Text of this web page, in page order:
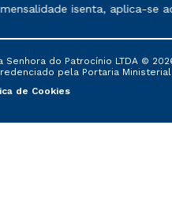
conforme exposto no
isenta, aplica-se
do Patrocínio LTDA ©
pela Portaria Ministerial
de Cookies